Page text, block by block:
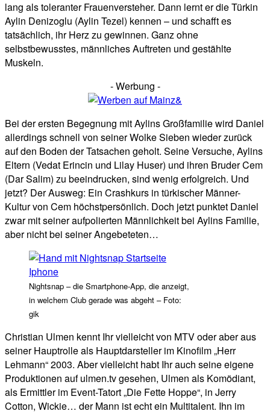
lang als toleranter Frauenversteher. Dann lernt er die Türkin
Aylin Denizoglu (Aylin Tezel) kennen – und schafft es
tatsächlich, ihr Herz zu gewinnen. Ganz ohne
selbstbewusstes, männliches Auftreten und gestählte
Muskeln.
- Werbung -
Bei der ersten Begegnung mit Aylins Großfamilie wird Daniel
allerdings schnell von seiner Wolke Sieben wieder zurück
auf den Boden der Tatsachen geholt. Seine Versuche, Aylins
Eltern (Vedat Erincin und Lilay Huser) und ihren Bruder Cem
(Dar Salim) zu beeindrucken, sind wenig erfolgreich. Und
jetzt? Der Ausweg: Ein Crashkurs in türkischer Männer-
Kultur von Cem höchstpersönlich. Doch jetzt punktet Daniel
zwar mit seiner aufpolierten Männlichkeit bei Aylins Familie,
aber nicht bei seiner Angebeteten…
Nightsnap – die Smartphone-App, die anzeigt,
in welchem Club gerade was abgeht – Foto:
gik
Christian Ulmen kennt Ihr vielleicht von MTV oder aber aus
seiner Hauptrolle als Hauptdarsteller im Kinofilm „Herr
Lehmann“ 2003. Aber vielleicht habt Ihr auch seine eigene
Produktionen auf ulmen.tv gesehen, Ulmen als Komödiant,
als Ermittler im Event-Tatort „Die Fette Hoppe“, in Jerry
Cotton, Wickie… der Mann ist echt ein Multitalent. Ihn im